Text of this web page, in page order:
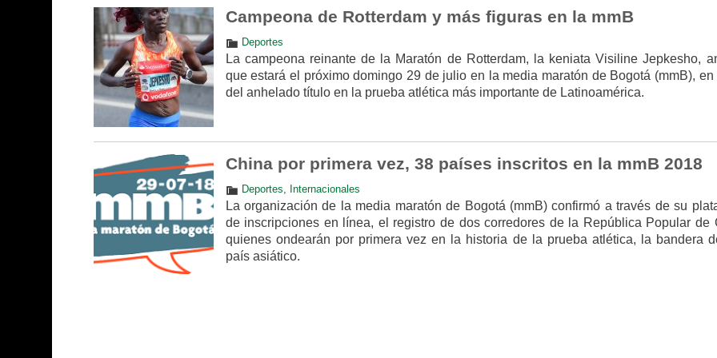
Campeona de Rotterdam y más figuras en la mmB
Deportes
La campeona reinante de la Maratón de Rotterdam, la keniata Visiline Jepkesho,
que estará el próximo domingo 29 de julio en la media maratón de Bogotá (mmB), en
del anhelado título en la prueba atlética más importante de Latinoamérica.
China por primera vez, 38 países inscritos en la mmB 2018
Deportes, Internacionales
La organización de la media maratón de Bogotá (mmB) confirmó a través de su
de inscripciones en línea, el registro de dos corredores de la República Popular de
quienes ondearán por primera vez en la historia de la prueba atlética, la bandera
país asiático.